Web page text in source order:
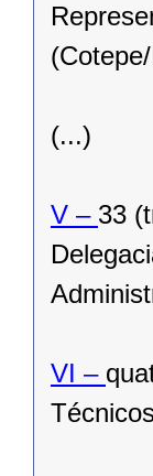
(...)
V – 33
VI –